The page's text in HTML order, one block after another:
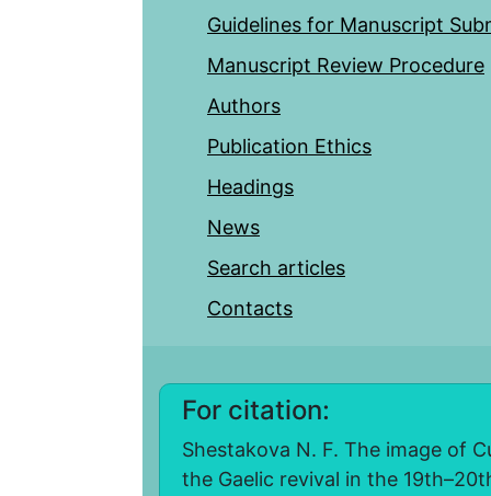
Guidelines for Manuscript
Manuscript Review Procedure
Authors
Publication Ethics
Headings
News
Search articles
Contacts
For citation:
Shestakova N. F. The image of
the Gaelic revival in the